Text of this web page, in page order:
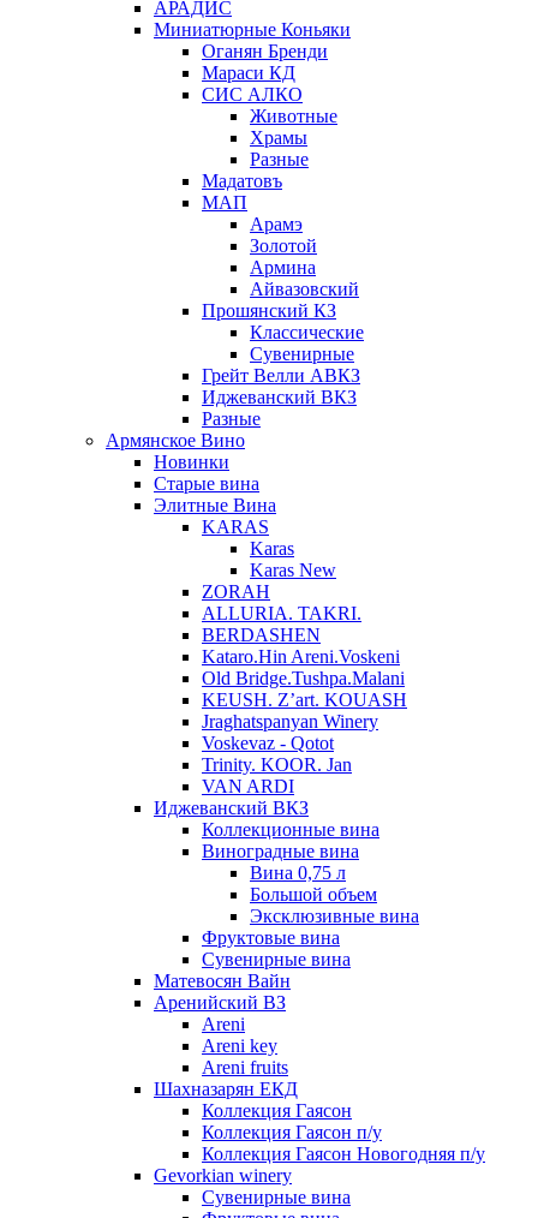
АРАДИС
Миниатюрные Коньяки
Оганян Бренди
Мараси КД
СИС АЛКО
Животные
Храмы
Разные
Мадатовъ
МАП
Арамэ
Золотой
Армина
Айвазовский
Прошянский КЗ
Классические
Сувенирные
Грейт Велли АВКЗ
Иджеванский ВКЗ
Разные
Армянское Вино
Новинки
Старые вина
Элитные Вина
KARAS
Karas
Karas New
ZORAH
ALLURIA. TAKRI.
BERDASHEN
Kataro.Hin Areni.Voskeni
Old Bridge.Tushpa.Malani
KEUSH. Z’art. KOUASH
Jraghatspanyan Winery
Voskevaz - Qotot
Trinity. KOOR. Jan
VAN ARDI
Иджеванский ВКЗ
Коллекционные вина
Виноградные вина
Вина 0,75 л
Большой объем
Эксклюзивные вина
Фруктовые вина
Cувенирные вина
Матевосян Вайн
Аренийский ВЗ
Areni
Areni key
Areni fruits
Шахназарян ЕКД
Коллекция Гаясон
Коллекция Гаясон п/у
Коллекция Гаясон Новогодняя п/у
Gevorkian winery
Сувенирные вина